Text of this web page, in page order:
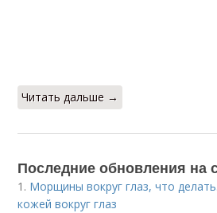
Читать дальше →
Последние обновления на
1. Морщины вокруг глаз, что
кожей вокруг глаз